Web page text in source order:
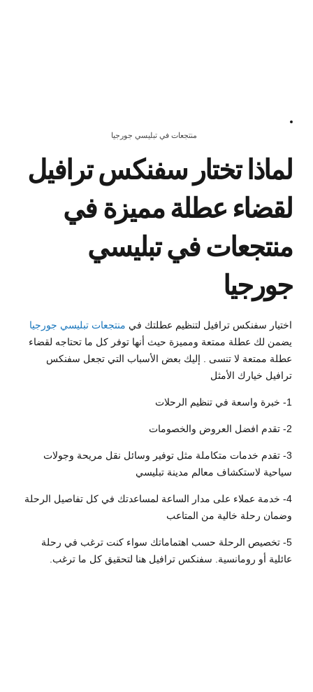
منتجعات في تبليسي جورجيا
لماذا تختار سفنكس ترافيل
لقضاء عطلة مميزة في
منتجعات في تبليسي
جورجيا
اختيار سفنكس ترافيل لتنظيم عطلتك في منتجعات تبليسي جورجيا
يضمن لك عطلة ممتعة ومميزة حيث أنها توفر كل ما تحتاجه لقضاء
عطلة ممتعة لا تنسى . إليك بعض الأسباب التي تجعل سفنكس
ترافيل خيارك الأمثل
1- خبرة واسعة في تنظيم الرحلات
2- تقدم افضل العروض والخصومات
3- تقدم خدمات متكاملة مثل توفير وسائل نقل مريحة وجولات
سياحية لاستكشاف معالم مدينة تبليسي
4- خدمة عملاء على مدار الساعة لمساعدتك في كل تفاصيل الرحلة
وضمان رحلة خالية من المتاعب
5- تخصيص الرحلة حسب اهتماماتك سواء كنت ترغب في رحلة
عائلية أو رومانسية. سفنكس ترافيل هنا لتحقيق كل ما ترغب.